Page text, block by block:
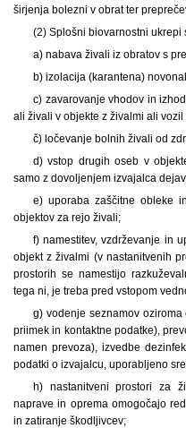
širjenja bolezni v obrat ter
(2) Splošni biovarnostni ukrepi
a) nabava živali iz obratov s
b) izolacija (karantena)
c) zavarovanje vhodov in
ali živali v objekte z živalmi ali vozil
č) ločevanje bolnih živali od
d) vstop drugih oseb v
samo z dovoljenjem izvajalca
e) uporaba zaščitne obleke
objektov za rejo živali;
f) namestitev, vzdrževanje in
objekt z živalmi (v nastanitvenih
prostorih se namestijo
tega ni, je treba pred vstopom
g) vodenje seznamov
priimek in kontaktne podatke),
namen prevoza), izvedbe
podatki o izvajalcu, uporabljeno
h) nastanitveni prostori za
naprave in oprema omogočajo
in zatiranje škodljivcev;